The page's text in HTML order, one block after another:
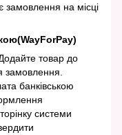
замовлення на місці
товар до
замовлення.
банківською
системи